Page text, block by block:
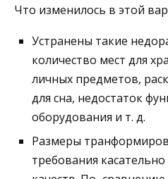
Что изменилось в этой
Устранены такие
количество мест для
личных предметов,
для сна, недостаток
оборудования и т. д.
Размеры
требования